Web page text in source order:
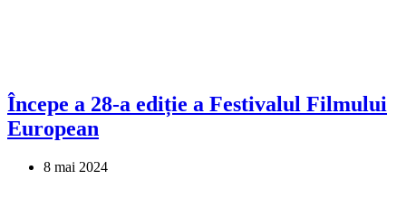
Începe a 28-a ediție a Festivalul Filmului
European
8 mai 2024